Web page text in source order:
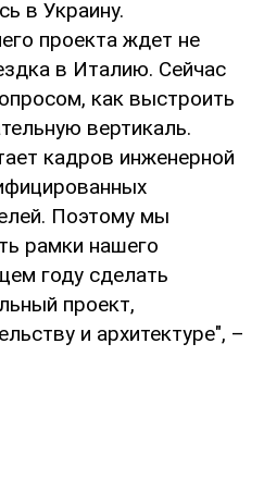
в Украину.
проекта ждет не
в Италию. Сейчас
как выстроить
вертикаль.
кадров инженерной
Поэтому мы
рамки нашего
году сделать
проект,
и архитектуре", –